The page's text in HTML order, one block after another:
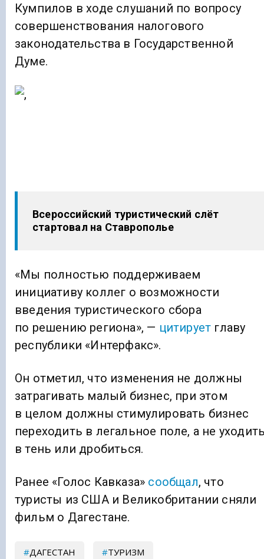
Кумпилов в ходе слушаний по вопросу
совершенствования налогового
законодательства в Государственной
Думе.
Всероссийский туристический слёт
стартовал на Ставрополье
«Мы полностью поддерживаем
инициативу коллег о возможности
введения туристического сбора
по решению региона», — цитирует главу
республики «Интерфакс».
Он отметил, что изменения не должны
затрагивать малый бизнес, при этом
в целом должны стимулировать бизнес
переходить в легальное поле, а не
в тень или дробиться.
Ранее «Голос Кавказа» сообщал, что
туристы из США и Великобритании сняли
фильм о Дагестане.
ДАГЕСТАН ТУРИЗМ